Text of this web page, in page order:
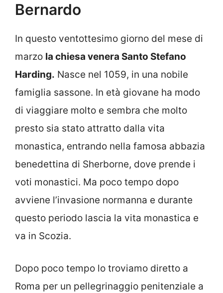
Bernardo
In questo ventottesimo giorno del mese di
marzo la chiesa venera Santo Stefano
Harding. Nasce nel 1059, in una nobile
famiglia sassone. In età giovane ha modo
di viaggiare molto e sembra che molto
presto sia stato attratto dalla vita
monastica, entrando nella famosa abbazia
benedettina di Sherborne, dove prende i
voti monastici. Ma poco tempo dopo
avviene l’invasione normanna e durante
questo periodo lascia la vita monastica e
va in Scozia.
Dopo poco tempo lo troviamo diretto a
Roma per un pellegrinaggio penitenziale a